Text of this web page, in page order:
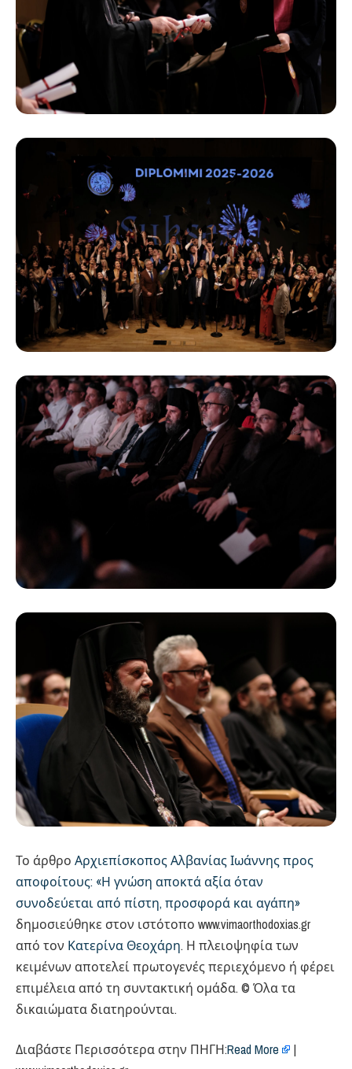
Το άρθρο Αρχιεπίσκοπος Αλβανίας Ιωάννης προς
αποφοίτους: «Η γνώση αποκτά αξία όταν
συνοδεύεται από πίστη, προσφορά και αγάπη»
δημοσιεύθηκε στον ιστότοπο www.vimaorthodoxias.gr
από τον Κατερίνα Θεοχάρη. Η πλειοψηφία των
κειμένων αποτελεί πρωτογενές περιεχόμενο ή φέρει
επιμέλεια από τη συντακτική ομάδα. © Όλα τα
δικαιώματα διατηρούνται.
Διαβάστε Περισσότερα στην ΠΗΓΗ:Read More
|